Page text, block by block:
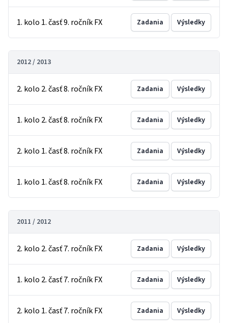
1. kolo 1. časť 9. ročník FX Zadania Výsledky
2012 / 2013
2. kolo 2. časť 8. ročník FX Zadania Výsledky
1. kolo 2. časť 8. ročník FX Zadania Výsledky
2. kolo 1. časť 8. ročník FX Zadania Výsledky
1. kolo 1. časť 8. ročník FX Zadania Výsledky
2011 / 2012
2. kolo 2. časť 7. ročník FX Zadania Výsledky
1. kolo 2. časť 7. ročník FX Zadania Výsledky
2. kolo 1. časť 7. ročník FX Zadania Výsledky